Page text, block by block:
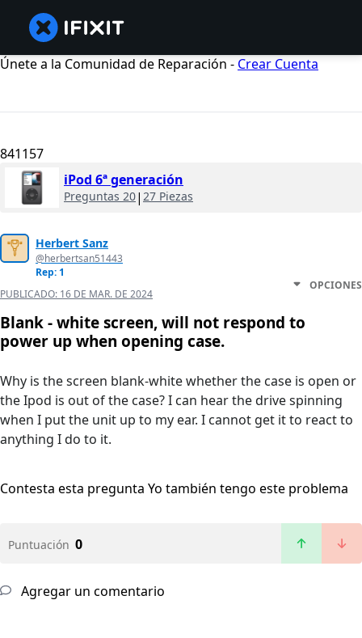
Únete a la Comunidad de Reparación - Crear Cuenta
841157
iPod 6ª generación
Preguntas 20| 27 Piezas
Herbert Sanz
@herbertsan51443
Rep: 1
PUBLICADO: 16 DE MAR. DE 2024
OPCIONES
Blank - white screen, will not respond to
power up when opening case.
Why is the screen blank-white whether the case is open or
the Ipod is out of the case? I can hear the drive spinning
when I put the unit up to my ear. I cannot get it to react to
anything I do to it.
Contesta esta pregunta Yo también tengo este problema
Puntuación 0
Agregar un comentario